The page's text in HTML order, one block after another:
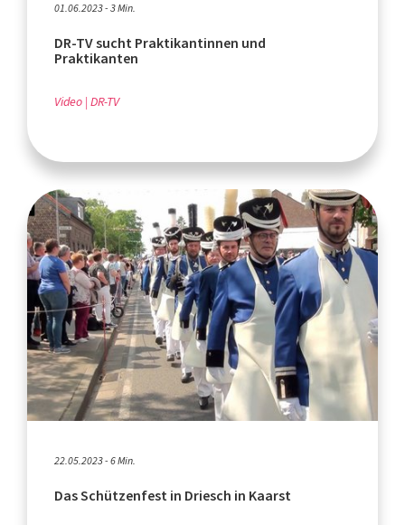
01.06.2023 - 3 Min.
DR-TV sucht Praktikantinnen und
Praktikanten
Video DR-TV
22.05.2023 - 6 Min.
Das Schützenfest in Driesch in Kaarst